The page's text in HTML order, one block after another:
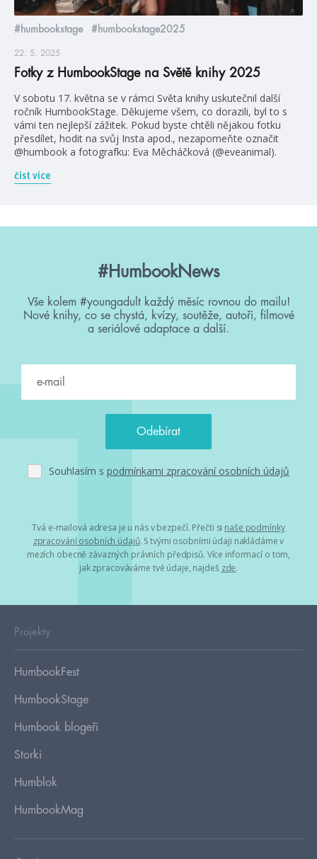
#humbookstage #humbookstage2025
22. 5. 2025
Fotky z HumbookStage na Světě knihy 2025
V sobotu 17. května se v rámci Světa knihy uskutečnil další
ročník HumbookStage. Děkujeme všem, co dorazili, byl to s
vámi ten nejlepší zážitek. Pokud byste chtěli nějakou fotku
přesdílet, hodit na svůj Insta apod., nezapomeňte označit
@humbook a fotografku: Eva Měcháčková (@eveanimal).
číst více
#HumbookNews
Vše kolem #youngadult každý měsíc rovnou do mailu!
Nové knihy, co se chystá, kvízy, soutěže, autoři, filmové
a seriálové adaptace a další.
Souhlasím s podmínkami zpracování osobních údajů
Tvá e-mailová adresa je u nás v bezpečí. Přečti si naše podmínky
zpracování osobních údajů. S tvými osobními údaji nakládáme v
mezích obecně závazných právních předpisů. Více informací o tom,
jak zpracováváme tvé údaje, najdeš zde.
Projekty
HumbookFest
HumbookStage
Humbook blogeři
Storki
Humblok
HumbookMag